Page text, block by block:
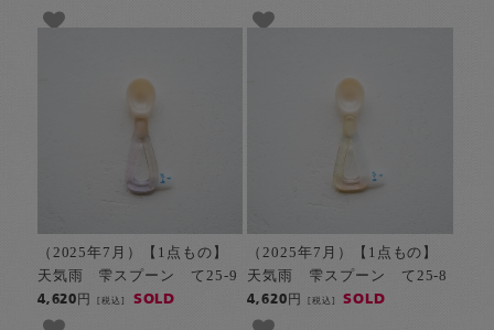
（2025年7月）【1点もの】
天気雨 雫スプーン て25-9
4,620円[税込] SOLD
（2025年7月）【1点もの】
天気雨 雫スプーン て25-8
4,620円 [税込] SOLD